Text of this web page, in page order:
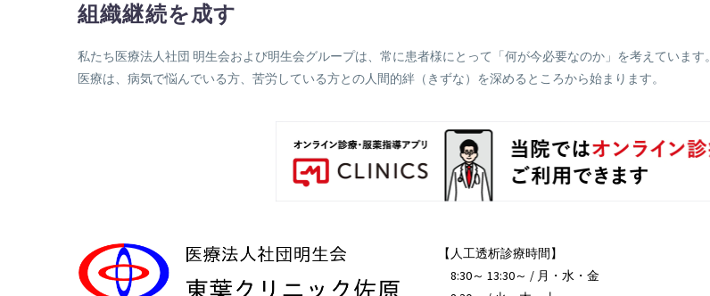
組織継続を成す
私たち医療法人社団 明生会および明生会グループは、常に患者様にとって「何が今必要なのか」を考えています。
医療は、病気で悩んでいる方、苦労している方との人間的絆（きずな）を深めるところから始まります。
【人工透析診療時間】
8:30～ 13:30～ / 月・水・金